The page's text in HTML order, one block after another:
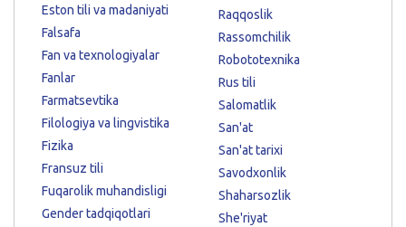
Eston tili va madaniyati
Falsafa
Fan va texnologiyalar
Fanlar
Farmatsevtika
Filologiya va lingvistika
Fizika
Fransuz tili
Fuqarolik muhandisligi
Gender tadqiqotlari
Raqqoslik
Rassomchilik
Robototexnika
Rus tili
Salomatlik
San'at
San'at tarixi
Savodxonlik
Shaharsozlik
She'riyat